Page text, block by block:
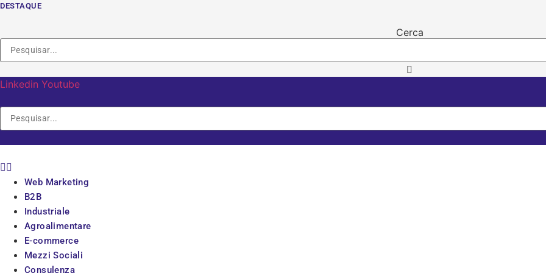
Vai
contenuto
DESTAQUE
Cerca
Linkedin Youtube
Web Marketing
B2B
Industriale
Agroalimentare
E-commerce
Mezzi Sociali
Consulenza